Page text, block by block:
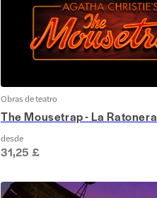
Obras de teatro
The Mousetrap - La Ratonera
desde
31,25 £